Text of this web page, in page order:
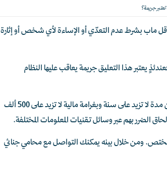
جريمة؟
ماب بشرط عدم التعدّي أو الإساءة لأي شخص أو إثارة
يعتبر هذا التعليق جريمة يعاقب عليها النظام
على أنه يعاقب بالسجن مدة لا تزيد على سنة وبغرامة مالية لا تزيد على 500 ألف
الضرر بهم عبر وسائل تقنيات المعلومات المختلفة.
مختص. ومن خلال بينه يمكنك التواصل مع محامي جنائي